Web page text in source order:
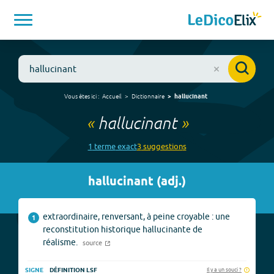
Vous êtes ici : Accueil Dictionnaire hallucinant
« hallucinant»
1 termeexact3suggestions
hallucinant (adj.)
1
extraordinaire, renversant, à peine croyable : une
reconstitution historique hallucinante de
réalisme.
source
SIGNE DÉFINITION LSF Il y a un souci ?